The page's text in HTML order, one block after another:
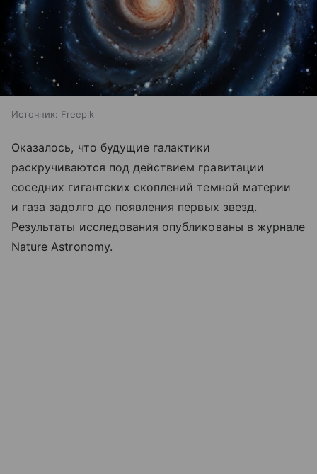
Источник: Freepik
Оказалось, что будущие галактики
раскручиваются под действием гравитации
соседних гигантских скоплений темной материи
и газа задолго до появления первых звезд.
Результаты исследования опубликованы в журнале
Nature Astronomy.